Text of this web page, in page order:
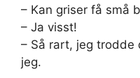
– Kan griser få små
– Ja visst!
– Så rart, jeg trodde
jeg.